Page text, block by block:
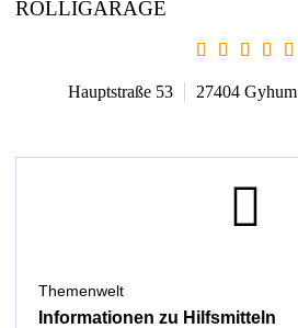
ROLLIGARAGE
Hauptstraße 53 27404 Gyhum
Themenwelt
Informationen zu Hilfsmitteln